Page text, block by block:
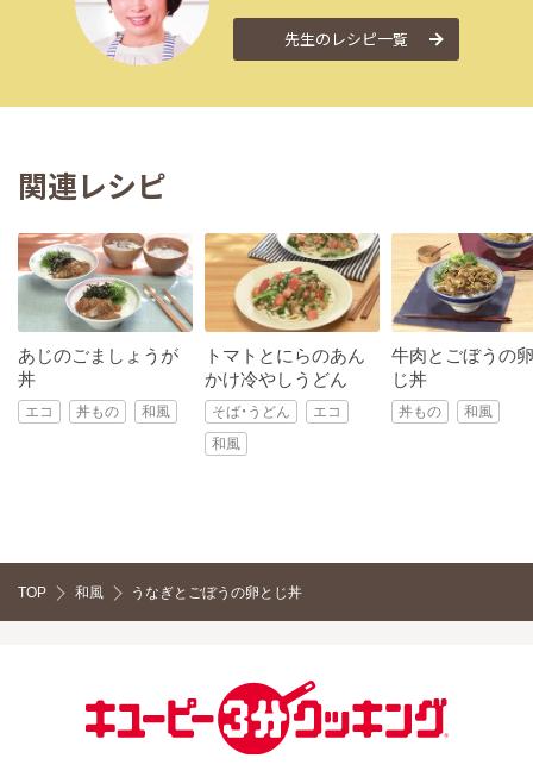
先生のレシピ一覧
関連レシピ
あじのごましょうが
丼
エコ 丼もの 和風
トマトとにらのあん
かけ冷やしうどん
そば・うどん
エコ
和風
牛肉とごぼうの
じ丼
丼もの 和風
TOP 和風 うなぎとごぼうの卵とじ丼